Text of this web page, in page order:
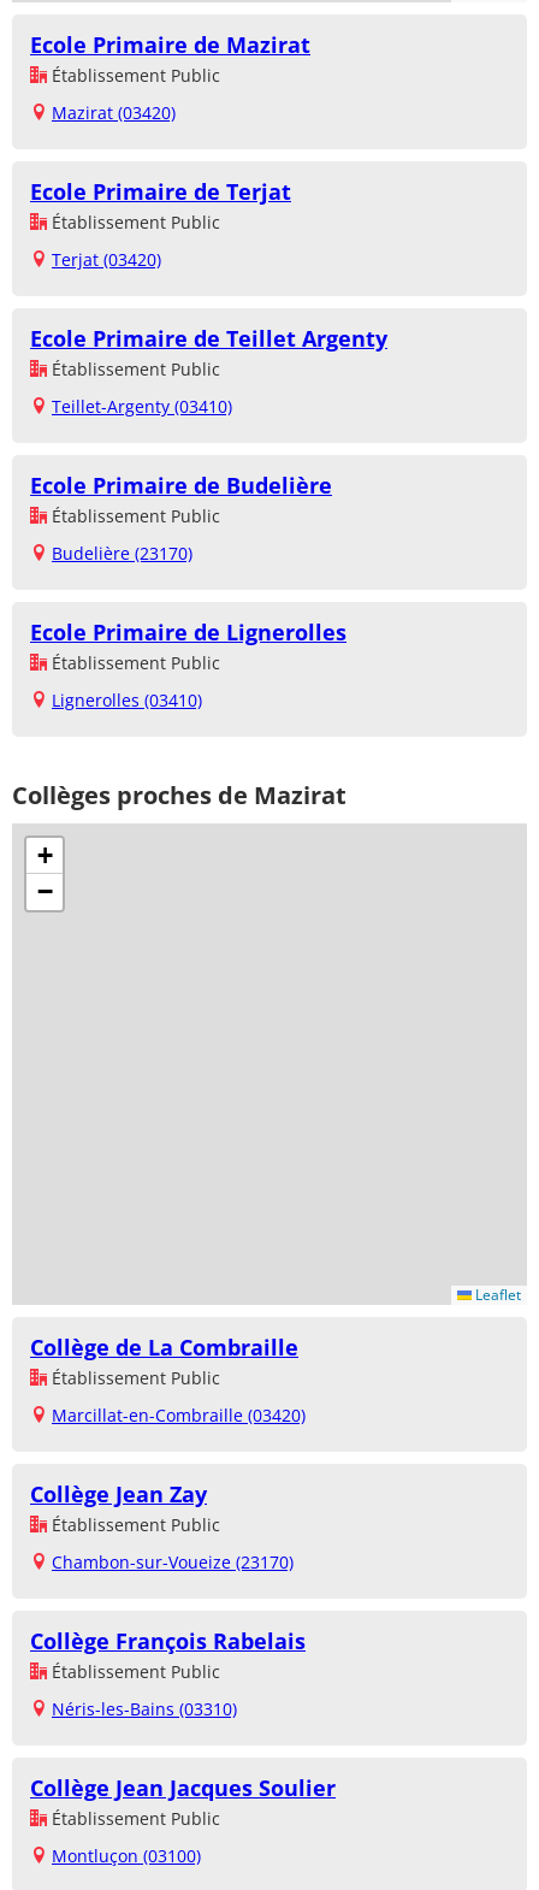
Ecole Primaire de Mazirat
Établissement Public
Mazirat (03420)
Ecole Primaire de Terjat
Établissement Public
Terjat (03420)
Ecole Primaire de Teillet Argenty
Établissement Public
Teillet-Argenty (03410)
Ecole Primaire de Budelière
Établissement Public
Budelière (23170)
Ecole Primaire de Lignerolles
Établissement Public
Lignerolles (03410)
Collèges proches de Mazirat
+
−
Leaflet
Collège de La Combraille
Établissement Public
Marcillat-en-Combraille (03420)
Collège Jean Zay
Établissement Public
Chambon-sur-Voueize (23170)
Collège François Rabelais
Établissement Public
Néris-les-Bains (03310)
Collège Jean Jacques Soulier
Établissement Public
Montluçon (03100)